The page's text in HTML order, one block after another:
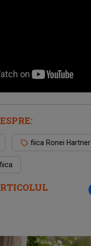
fiica Ronei Hartner